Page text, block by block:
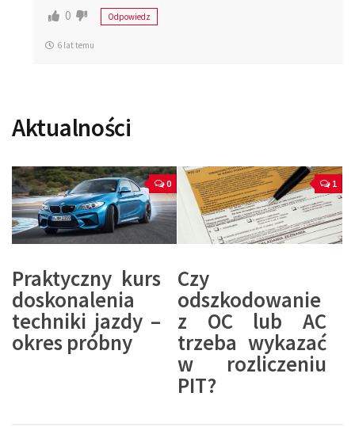
0 Odpowiedz
6 lat temu
Aktualności
0
Praktyczny kurs
doskonalenia
techniki jazdy –
okres próbny
1
Czy
odszkodowanie
z OC lub AC
trzeba wykazać
w rozliczeniu
PIT?